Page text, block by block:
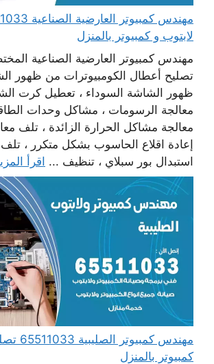
لابتوب و كمبيوتر بالمنزل
مهندس كمبيوتر العارضية الصناعية
تصليح أعطال الكومبيوترات من ظهور
ظهور الشاشة السوداء ، تعطيل كرت
معالجة الرسومات ، مشاكل وحدات
معالجة مشاكل الحرارة الزائدة ، تلف
إعادة اقلاع الحاسوب بشكل متكرر ، تلف
استبدال بور سبلاي ، تنظيف ... اقرأ
مهندس
كمبيوتر بالمنزل